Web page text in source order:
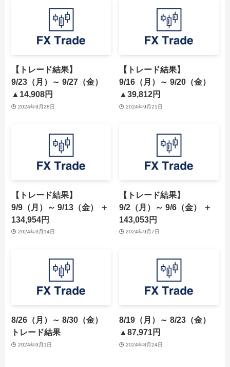
【トレード結果】
9/23（月）～ 9/27（金）
▲14,908円
2024年9月28日
【トレード結果】
9/16（月）～ 9/20（金）
▲39,812円
2024年9月21日
【トレード結果】
9/9（月）～ 9/13（金） ＋
134,954円
2024年9月14日
【トレード結果】
9/2（月）～ 9/6（金） ＋
143,053円
2024年9月7日
8/26（月）～ 8/30（金）
トレード結果
2024年9月1日
8/19（月）～ 8/23（金）
▲87,971円
2024年8月24日